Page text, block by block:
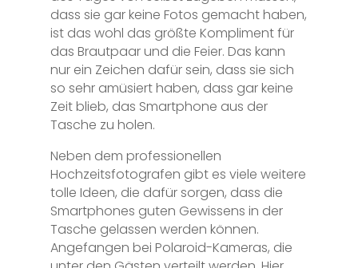
dass sie gar keine Fotos gemacht haben,
ist das wohl das größte Kompliment für
das Brautpaar und die Feier. Das kann
nur ein Zeichen dafür sein, dass sie sich
so sehr amüsiert haben, dass gar keine
Zeit blieb, das Smartphone aus der
Tasche zu holen.
Neben dem professionellen
Hochzeitsfotografen gibt es viele weitere
tolle Ideen, die dafür sorgen, dass die
Smartphones guten Gewissens in der
Tasche gelassen werden können.
Angefangen bei Polaroid-Kameras, die